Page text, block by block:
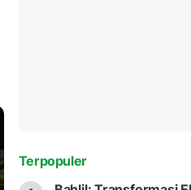
Terpopuler